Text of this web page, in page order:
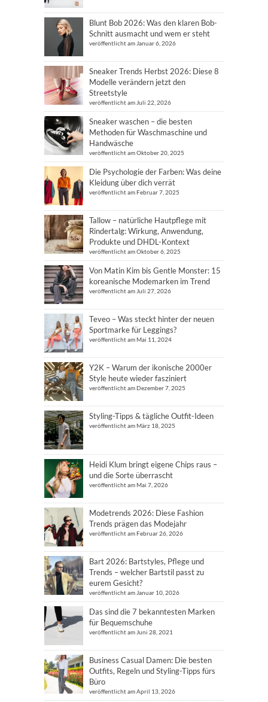
Blunt Bob 2026: Was den klaren Bob-
Schnitt ausmacht und wem er steht
veröffentlicht am Januar 6, 2026
Sneaker Trends Herbst 2026: Diese 8
Modelle verändern jetzt den
Streetstyle
veröffentlicht am Juli 22, 2026
Sneaker waschen – die besten
Methoden für Waschmaschine und
Handwäsche
veröffentlicht am Oktober 20, 2025
Die Psychologie der Farben: Was deine
Kleidung über dich verrät
veröffentlicht am Februar 7, 2025
Tallow – natürliche Hautpflege mit
Rindertalg: Wirkung, Anwendung,
Produkte und DHDL-Kontext
veröffentlicht am Oktober 6, 2025
Von Matin Kim bis Gentle Monster: 15
koreanische Modemarken im Trend
veröffentlicht am Juli 27, 2026
Teveo – Was steckt hinter der neuen
Sportmarke für Leggings?
veröffentlicht am Mai 11, 2024
Y2K – Warum der ikonische 2000er
Style heute wieder fasziniert
veröffentlicht am Dezember 7, 2025
Styling-Tipps & tägliche Outfit-Ideen
veröffentlicht am März 18, 2025
Heidi Klum bringt eigene Chips raus –
und die Sorte überrascht
veröffentlicht am Mai 7, 2026
Modetrends 2026: Diese Fashion
Trends prägen das Modejahr
veröffentlicht am Februar 26, 2026
Bart 2026: Bartstyles, Pflege und
Trends – welcher Bartstil passt zu
eurem Gesicht?
veröffentlicht am Januar 10, 2026
Das sind die 7 bekanntesten Marken
für Bequemschuhe
veröffentlicht am Juni 28, 2021
Business Casual Damen: Die besten
Outfits, Regeln und Styling-Tipps fürs
Büro
veröffentlicht am April 13, 2026